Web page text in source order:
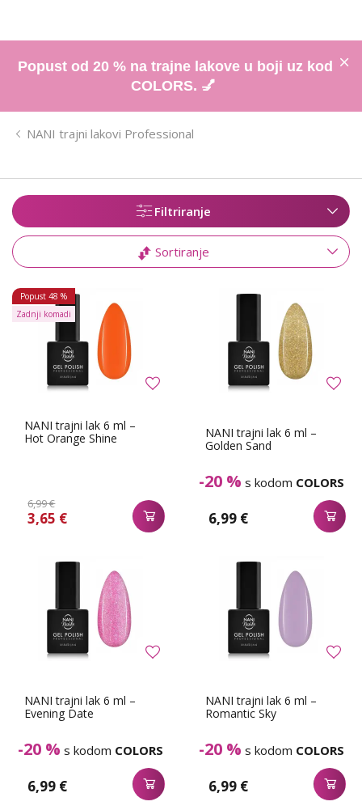
Popust od 20 % na trajne lakove u boji uz kod
COLORS. 💅
NANI trajni lakovi Professional
Filtriranje
Sortiranje
NANI trajni lak 6 ml –
Hot Orange Shine
6,99 €
3,65 €
Popust 48 %
Zadnji komadi
NANI trajni lak 6 ml –
Golden Sand
-20 % s kodom COLORS
6,99 €
NANI trajni lak 6 ml –
Evening Date
-20 % s kodom COLORS
6,99 €
NANI trajni lak 6 ml –
Romantic Sky
-20 % s kodom COLORS
6,99 €